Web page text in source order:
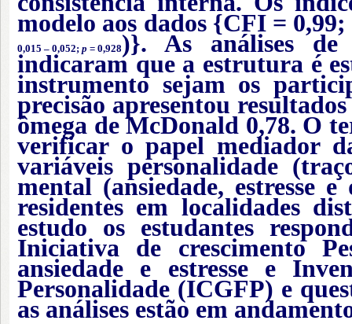
modelo aos dados {CFI =
0,015 – 0,052; p = 0,928)}. As análises
indicaram que a estrutura é
instrumento sejam os
precisão apresentou
ômega de McDonald 0,78. O
verificar o papel mediador
variáveis personalidade
mental (ansiedade, estresse
residentes em localidades
estudo os estudantes
Iniciativa de crescimento
ansiedade e estresse e
Personalidade (ICGFP) e
as análises estão em